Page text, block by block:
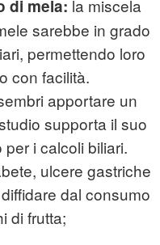
di mela: la miscela
sarebbe in grado
permettendo loro
con facilità.
apportare un
supporta il suo
i calcoli biliari.
ulcere gastriche
dal consumo
di frutta;